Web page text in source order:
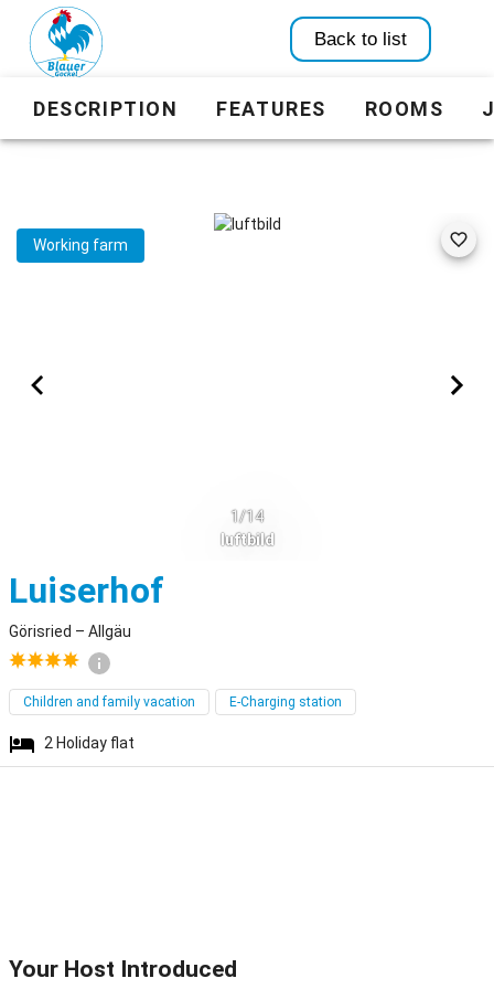
Back to list
DESCRIPTION FEATURES ROOMS
Working farm
1/14
luftbild
Luiserhof
Görisried – Allgäu
Children and family vacation E-Charging station
2 Holiday flat
Your Host Introduced